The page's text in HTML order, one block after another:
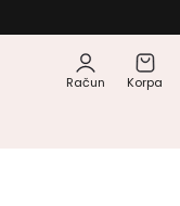
Račun Korpa